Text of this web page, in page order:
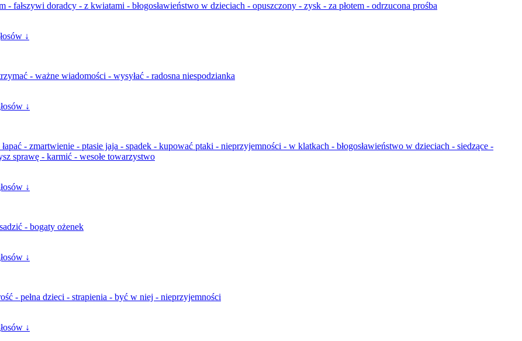
fałszywi doradcy - z kwiatami - błogosławieństwo w dzieciach - opuszczony - zysk - za płotem - odrzucona prośba
↓
- ważne wiadomości - wysyłać - radosna niespodzianka
↓
- zmartwienie - ptasie jaja - spadek - kupować ptaki - nieprzyjemności - w klatkach - błogosławieństwo w dzieciach - siedzące -
sprawę - karmić - wesołe towarzystwo
↓
- bogaty ożenek
↓
- pełna dzieci - strapienia - być w niej - nieprzyjemności
↓